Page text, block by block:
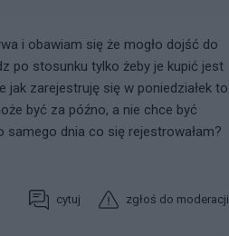
i obawiam się że mogło dojść do
po stosunku tylko żeby je kupić jest
jak zarejestruję się w poniedziałek to
być za późno, a nie chce być
samego dnia co się rejestrowałam?
cytuj zgłoś do moderacji